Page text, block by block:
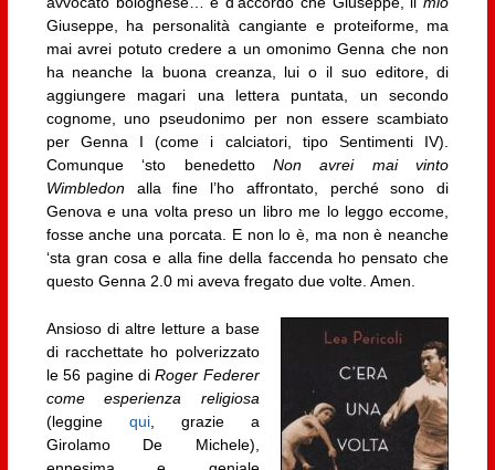
Giuseppe, ha personalità cangiante e proteiforme, ma
mai avrei potuto credere a un omonimo Genna che non
ha neanche la buona creanza, lui o il suo editore, di
aggiungere magari una lettera puntata, un secondo
cognome, uno pseudonimo per non essere scambiato
per Genna I (come i calciatori, tipo Sentimenti IV).
Comunque ‘sto benedetto Non avrei mai vinto
Wimbledon alla fine l’ho affrontato, perché sono di
Genova e una volta preso un libro me lo leggo eccome,
fosse anche una porcata. E non lo è, ma non è neanche
‘sta gran cosa e alla fine della faccenda ho pensato che
questo Genna 2.0 mi aveva fregato due volte. Amen.
Ansioso di altre letture a base
di racchettate ho polverizzato
le 56 pagine diRoger Federer
come esperienza religiosa
(leggine qui, grazie a
Girolamo De Michele),